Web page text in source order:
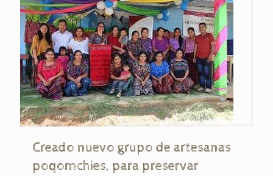
Creado nuevo grupo de artesanas
poqomchies, para preservar